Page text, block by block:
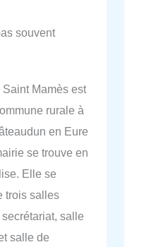
souvent
Mamès est
rurale à
en Eure
se trouve en
Elle se
trois salles
salle
salle de